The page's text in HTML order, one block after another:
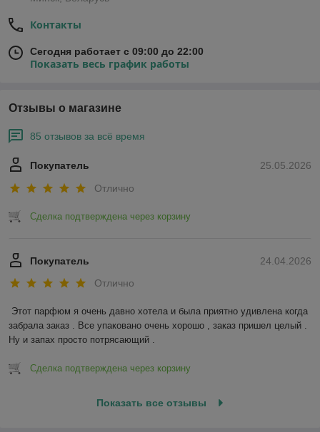
Контакты
Сегодня работает с 09:00 до 22:00
Показать весь график работы
Отзывы о магазине
85 отзывов за всё время
25.05.2026
Покупатель
Отлично
Сделка подтверждена через корзину
24.04.2026
Покупатель
Отлично
Этот парфюм я очень давно хотела и была приятно удивлена когда
забрала заказ . Все упаковано очень хорошо , заказ пришел целый .
Ну и запах просто потрясающий .
Сделка подтверждена через корзину
Показать все отзывы